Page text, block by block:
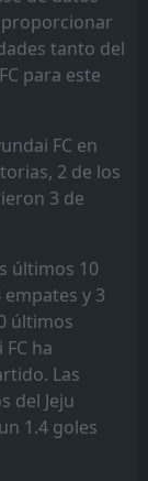
tanto del
para este
FC en
2 de los
3 de
últimos 10
y 3
últimos
ha
Las
del Jeju
1.4 goles